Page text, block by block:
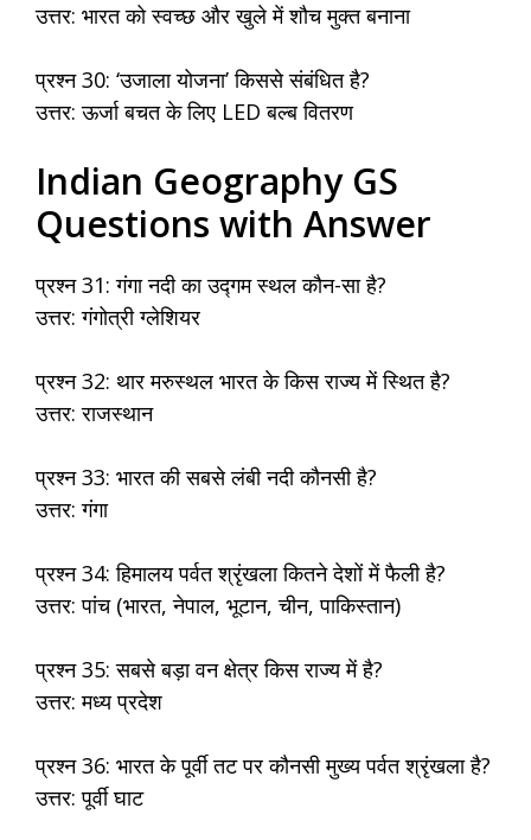
उत्तर: भारत को स्वच्छ और खुले में शौच मुक्त बनाना
प्रश्न 30: ‘उजाला योजना’ किससे संबंधित है?
उत्तर: ऊर्जा बचत के लिए LED बल्ब वितरण
Indian Geography GS
Questions with Answer
प्रश्न 31: गंगा नदी का उद्गम स्थल कौन-सा है?
उत्तर: गंगोत्री ग्लेशियर
प्रश्न 32: थार मरुस्थल भारत के किस राज्य में स्थित है?
उत्तर: राजस्थान
प्रश्न 33: भारत की सबसे लंबी नदी कौनसी है?
उत्तर: गंगा
प्रश्न 34: हिमालय पर्वत श्रृंखला कितने देशों में फैली है?
उत्तर: पांच (भारत, नेपाल, भूटान, चीन, पाकिस्तान)
प्रश्न 35: सबसे बड़ा वन क्षेत्र किस राज्य में है?
उत्तर: मध्य प्रदेश
प्रश्न 36: भारत के पूर्वी तट पर कौनसी मुख्य पर्वत श्रृंखला है?
उत्तर: पूर्वी घाट